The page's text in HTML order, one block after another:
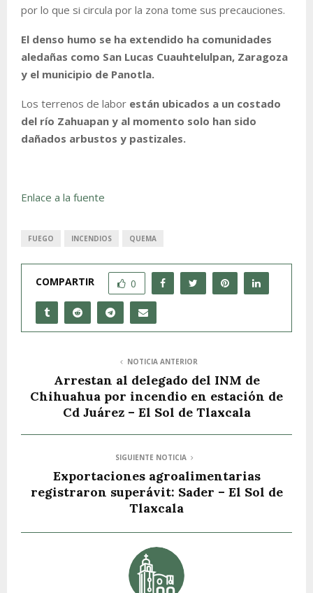
por lo que si circula por la zona tome sus precauciones.
El denso humo se ha extendido ha comunidades
aledañas como San Lucas Cuauhtelulpan, Zaragoza
y el municipio de Panotla.
Los terrenos de labor están ubicados a un costado
del río Zahuapan y al momento solo han sido
dañados arbustos y pastizales.
Enlace a la fuente
FUEGO INCENDIOS QUEMA
COMPARTIR 0
NOTICIA ANTERIOR
Arrestan al delegado del INM de
Chihuahua por incendio en estación de
Cd Juárez – El Sol de Tlaxcala
SIGUIENTE NOTICIA
Exportaciones agroalimentarias
registraron superávit: Sader – El Sol de
Tlaxcala